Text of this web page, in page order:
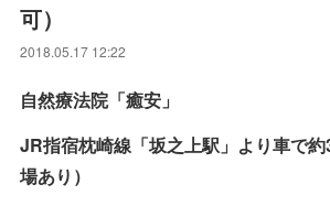
可）
2018.05.17 12:22
自然療法院「癒安」
JR指宿枕崎線「坂之上駅」より車で
場あり）